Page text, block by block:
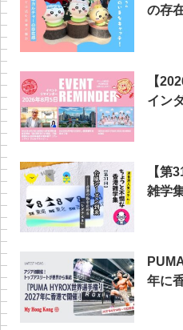
の存
【
イン
【第
雑学
年に